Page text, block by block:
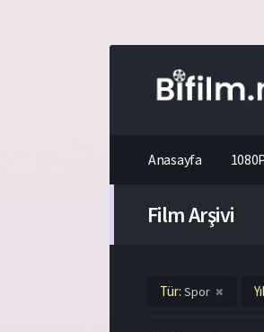
Anasayfa
Film Arşivi
Tür: Spor